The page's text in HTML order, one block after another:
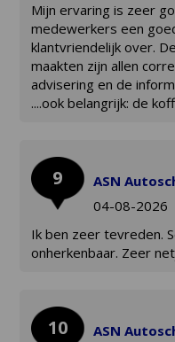
Mijn ervaring is zeer
medewerkers een
klantvriendelijk over.
maakten zijn allen
advisering en de
....ook belangrijk: de
9
ASN
04-08-2026
Ik ben zeer tevreden.
onherkenbaar. Zeer
10
ASN